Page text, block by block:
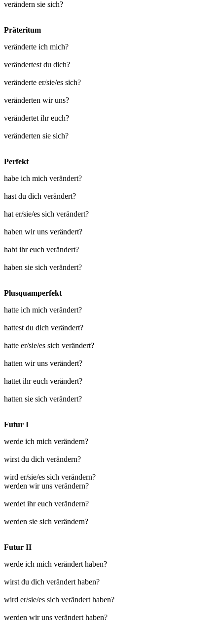
verändern sie sich?
Präteritum
veränderte ich mich?
verändertest du dich?
veränderte er/sie/es sich?
veränderten wir uns?
verändertet ihr euch?
veränderten sie sich?
Perfekt
habe ich mich verändert?
hast du dich verändert?
hat er/sie/es sich verändert?
haben wir uns verändert?
habt ihr euch verändert?
haben sie sich verändert?
Plusquamperfekt
hatte ich mich verändert?
hattest du dich verändert?
hatte er/sie/es sich verändert?
hatten wir uns verändert?
hattet ihr euch verändert?
hatten sie sich verändert?
Futur I
werde ich mich verändern?
wirst du dich verändern?
wird er/sie/es sich verändern?
werden wir uns verändern?
werdet ihr euch verändern?
werden sie sich verändern?
Futur II
werde ich mich verändert haben?
wirst du dich verändert haben?
wird er/sie/es sich verändert haben?
werden wir uns verändert haben?